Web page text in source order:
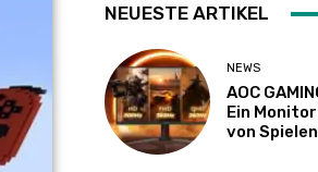
NEUESTE ARTIKEL
NEWS
AOC
Ein
von Spielen